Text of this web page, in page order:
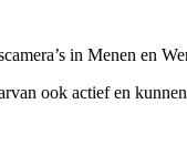
in Menen en
ook actief en